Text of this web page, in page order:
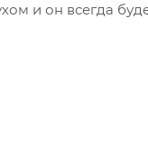
и он всегда